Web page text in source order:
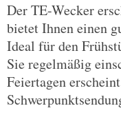
Der TE-Wecker
bietet Ihnen einen
Ideal für den
Sie regelmäßig
Feiertagen